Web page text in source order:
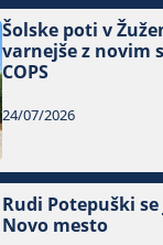
Šolske poti v
varnejše z novim
COPS
24/07/2026
Rudi Potepuški
Novo mesto